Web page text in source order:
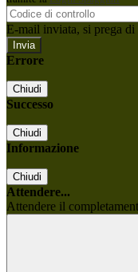
E-mail inviata, si prega
Errore
Chiudi
Successo
Chiudi
Informazione
Chiudi
Attendere...
Attendere il